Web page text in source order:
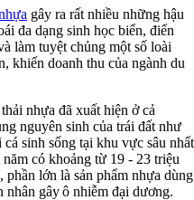
gây ra rất nhiều những hậu
đa dạng sinh học biển, điển
làm tuyệt chủng một số loài
khiến doanh thu của ngành du
nhựa đã xuất hiện ở cả
nguyên sinh của trái đất như
sinh sống tại khu vực sâu nhất
có khoảng từ 19 - 23 triệu
lớn là sản phẩm nhựa dùng
nhân gây ô nhiễm đại dương.